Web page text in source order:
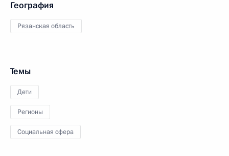
География
Рязанская область
Темы
Дети
Регионы
Социальная сфера